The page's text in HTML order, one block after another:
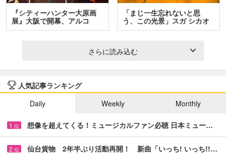
『シティーハンター大原画
展』大阪で開幕、アルコ
＆…
「まじ一生忘れないと思
う、この光景」スガ シカオ
と…
さらに読み込む
人気記事ランキング
Daily
Weekly Monthly
1 位 想像を超えてくる！ミュージカルファン必聴 日本ミュー…
2 位 仙台貨物 2年半ぶり活動再開！ 新曲「いっち! いっち!!…